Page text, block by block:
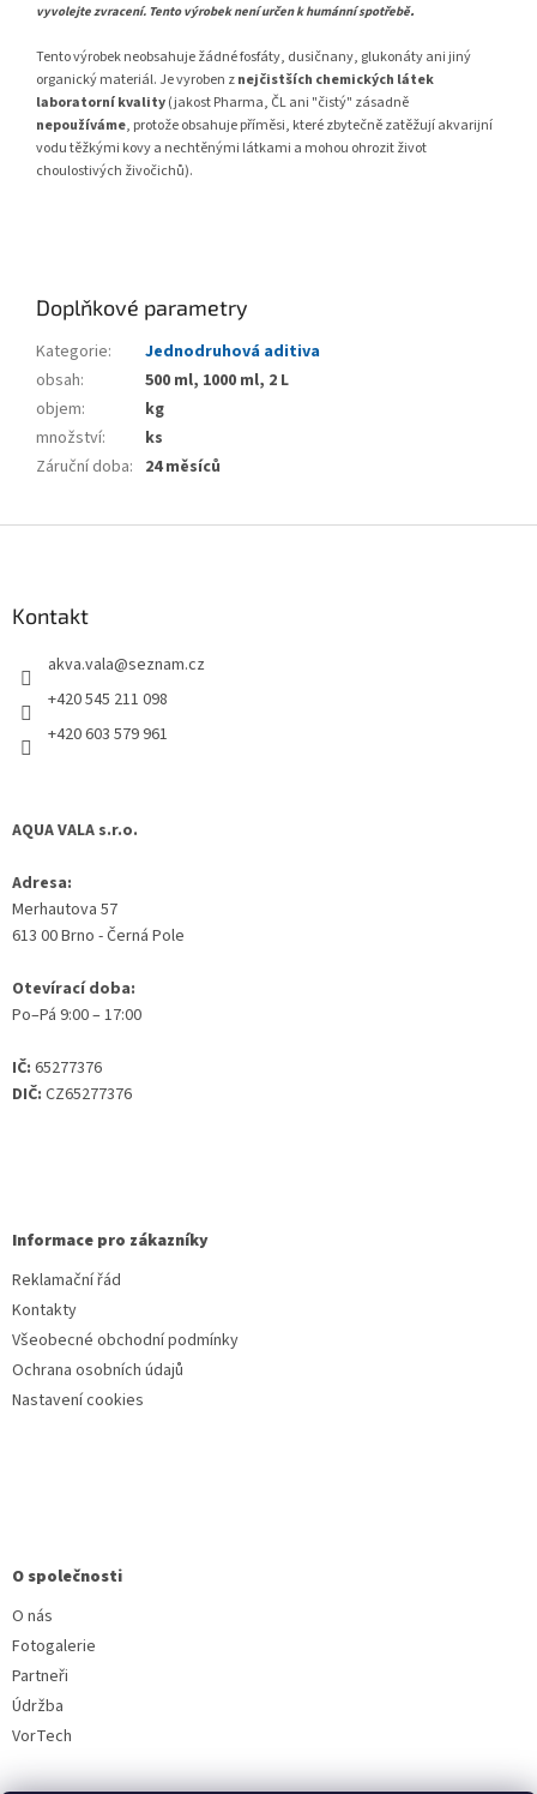
vyvolejte zvracení. Tento výrobek není určen k humánní spotřebě.
Tento výrobek neobsahuje žádné fosfáty, dusičnany, glukonáty ani jiný
organický materiál. Je vyroben znejčistších chemických látek
laboratorní kvality(jakost Pharma, ČL ani "čistý" zásadně
nepoužíváme, protože obsahuje příměsi, které zbytečně zatěžují akvarijní
vodu těžkými kovy a nechtěnými látkami a mohou ohrozit život
choulostivých živočichů).
Doplňkové parametry
Kategorie:
Jednodruhová aditiva
obsah:
500 ml, 1000 ml, 2 L
objem:
kg
množství:
ks
Záruční doba: 24 měsíců
Kontakt
akva.vala@seznam.cz
+420 545 211 098
+420 603 579 961
AQUA VALA s.r.o.
Adresa:
Merhautova 57
613 00 Brno - Černá Pole
Otevírací doba:
Po–Pá 9:00 – 17:00
IČ: 65277376
DIČ: CZ65277376
Informace pro zákazníky
Reklamační řád
Kontakty
Všeobecné obchodní podmínky
Ochrana osobních údajů
Nastavení cookies
O společnosti
O nás
Fotogalerie
Partneři
Údržba
VorTech